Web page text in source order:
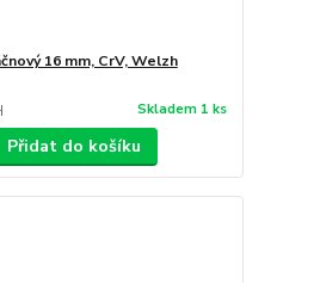
16 mm, CrV, Welzh
Skladem 1 ks
Přidat do košíku